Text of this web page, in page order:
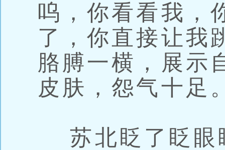
呜，你看看我，
了，你直接让我
胳膊一横，展示
皮肤，怨气十足
苏北眨了眨眼